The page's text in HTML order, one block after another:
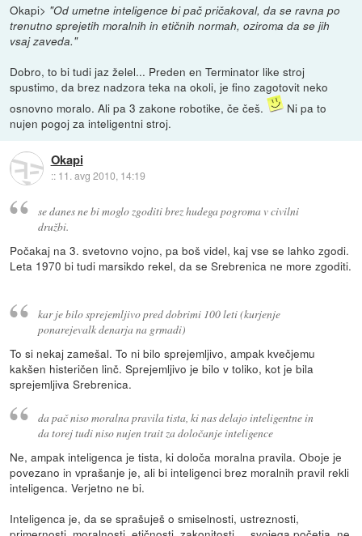
Okapi> "Od umetne inteligence bi pač pričakoval, da se ravna po
trenutno sprejetih moralnih in etičnih normah, oziroma da se jih
vsaj zaveda."
Dobro, to bi tudi jaz želel... Preden en Terminator like stroj
spustimo, da brez nadzora teka na okoli, je fino zagotovit neko
osnovno moralo. Ali pa 3 zakone robotike, če češ.
Ni pa to
nujen pogoj za inteligentni stroj.
Okapi
:: 11. avg 2010, 14:19
se danes ne bi moglo zgoditi brez hudega pogroma v civilni
družbi.
Počakaj na 3. svetovno vojno, pa boš videl, kaj vse se lahko zgodi.
Leta 1970 bi tudi marsikdo rekel, da se Srebrenica ne more zgoditi.
kar je bilo sprejemljivo pred dobrimi 100 leti (kurjenje
ponarejevalk denarja na grmadi)
To si nekaj zamešal. To ni bilo sprejemljivo, ampak kvečjemu
kakšen histeričen linč. Sprejemljivo je bilo v toliko, kot je bila
sprejemljiva Srebrenica.
da pač niso moralna pravila tista, ki nas delajo inteligentne in
da torej tudi niso nujen trait za določanje inteligence
Ne, ampak inteligenca je tista, ki določa moralna pravila. Oboje je
povezano in vprašanje je, ali bi inteligenci brez moralnih pravil rekli
inteligenca. Verjetno ne bi.
Inteligenca je, da se sprašuješ o smiselnosti, ustreznosti,